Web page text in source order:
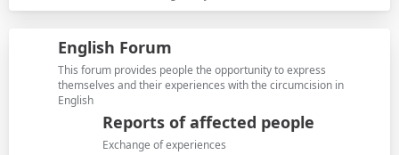
r
g
e
t
r
ä
g
t
t
e
B
e
English Forum
This forum provides people the opportunity to express
themselves and their experiences with the circumcision in
English
Reports of affected people
Exchange of experiences